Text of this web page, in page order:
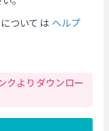
ついては ヘルプ
クよりダウンロー